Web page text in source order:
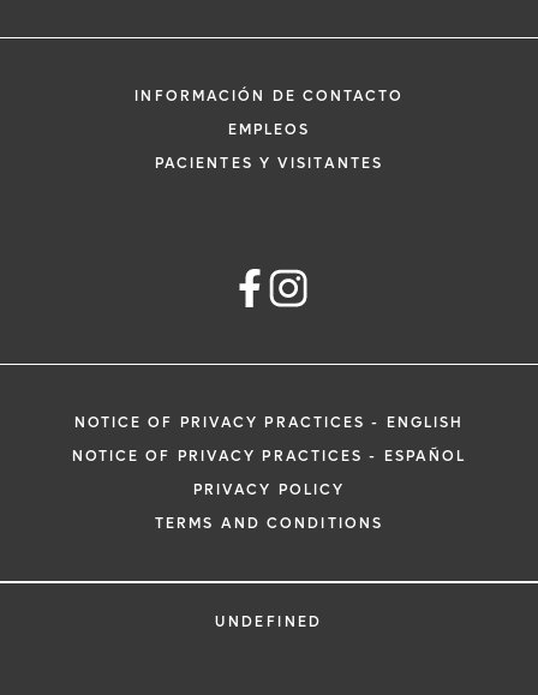
información médica por correo
Orlando Health y sus afiliados.
INFORMACIÓN DE CONTACTO
EMPLEOS
PACIENTES Y VISITANTES
NOTICE OF PRIVACY PRACTICES - ENGLISH
NOTICE OF PRIVACY PRACTICES - ESPAÑOL
PRIVACY POLICY
TERMS AND CONDITIONS
UNDEFINED